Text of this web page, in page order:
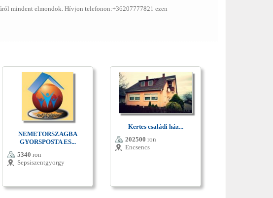
mindent elmondok. Hívjon telefonon:+36207777821 ezen
NEMETORSZAGBA
GYORSPOSTA ES...
5340 ron
Sepsiszentgyorgy
Kertes családi ház...
202500 ron
Encsencs